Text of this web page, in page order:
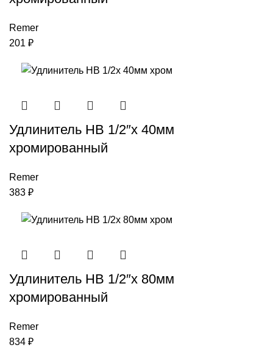
Remer
201 ₽
Удлинитель НВ 1/2″x 40мм
хромированный
Remer
383 ₽
Удлинитель НВ 1/2″x 80мм
хромированный
Remer
834 ₽